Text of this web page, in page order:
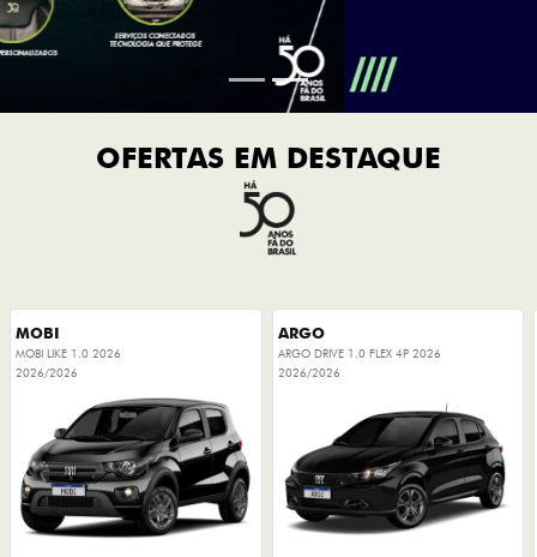
OFERTAS EM DESTAQUE
MOBI
MOBI LIKE 1.0 2026
2026/2026
ARGO
ARGO DRIVE 1.0 FLEX 4P 2026
2026/2026